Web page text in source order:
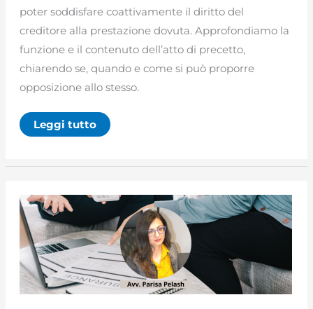
poter soddisfare coattivamente il diritto del
creditore alla prestazione dovuta. Approfondiamo la
funzione e il contenuto dell’atto di precetto,
chiarendo se, quando e come si può proporre
opposizione allo stesso.
Atto
di
contenuto
Leggi tutto